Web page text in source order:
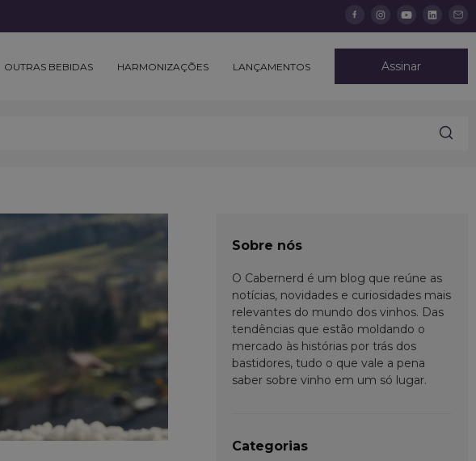
OUTRAS BEBIDAS HARMONIZAÇÕES LANÇAMENTOS Assinar
Sobre nós
O Cabernerd é um blog que reúne as
notícias, novidades e curiosidades mais
relevantes do mundo dos vinhos. Das
tendências que estão moldando o
mercado às histórias por trás dos
bastidores, tudo o que vale a pena
saber sobre vinho em um só lugar.
Categorias